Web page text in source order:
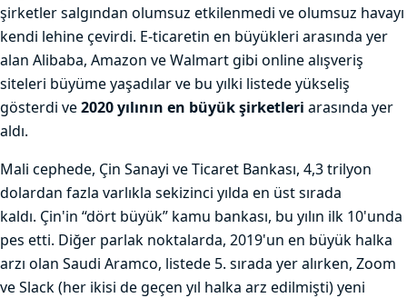
şirketler salgından olumsuz etkilenmedi ve olumsuz havayı
kendi lehine çevirdi. E-ticaretin en büyükleri arasında yer
alan Alibaba, Amazon ve Walmart gibi online alışveriş
siteleri büyüme yaşadılar ve bu yılki listede yükseliş
gösterdi ve2020 yılının en büyük şirketleri arasında yer
aldı.
Mali cephede, Çin Sanayi ve Ticaret Bankası, 4,3 trilyon
dolardan fazla varlıkla sekizinci yılda en üst sırada
kaldı. Çin'in “dört büyük” kamu bankası, bu yılın ilk 10'unda
pes etti. Diğer parlak noktalarda, 2019'un en büyük halka
arzı olan Saudi Aramco, listede 5. sırada yer alırken, Zoom
ve Slack (her ikisi de geçen yıl halka arz edilmişti) yeni